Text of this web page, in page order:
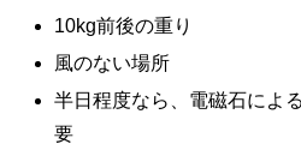
10kg前後の重り
風のない場所
半日程度なら、電磁石によ
要